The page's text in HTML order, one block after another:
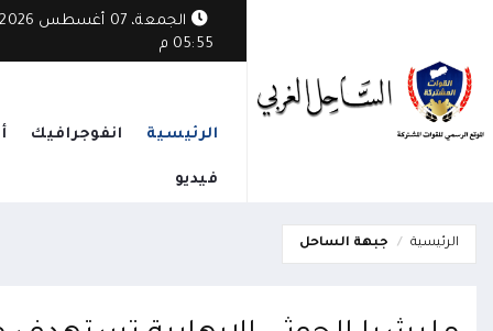
الجمعة، 07 أغسطس 2026
05:55 م
إصابة مدنيين بقصف حوثي استهدف منازل المواطنين في حيس
الرئيسية انفوجرافيك
فيديو
الرئيسية جبهة الساحل